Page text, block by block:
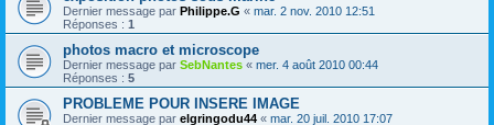
Dernier message par Philippe.G « mar. 2 nov. 2010 12:51
Réponses : 1
photos macro et microscope
Dernier message par SebNantes « mer. 4 août 2010 00:44
Réponses : 5
PROBLEME POUR INSERE IMAGE
Dernier message par elgringodu44 « mar. 20 juil. 2010 17:07